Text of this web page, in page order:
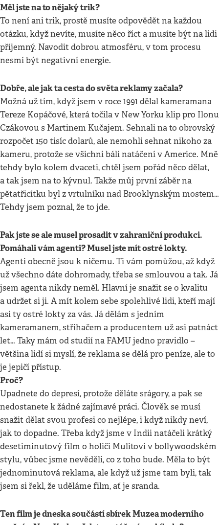
Měl jste na to nějaký trik?
To není ani trik, prostě musíte odpovědět na každou
otázku, když nevíte, musíte něco říct a musíte být na lidi
příjemný. Navodit dobrou atmosféru, v tom procesu
nesmí být negativní energie.
Dobře, ale jak ta cesta do světa reklamy začala?
Možná už tím, když jsem v roce 1991 dělal kameramana
Tereze Kopáčové, která točila v New Yorku klip pro Ilonu
Czákovou s Martinem Kučajem. Sehnali na to obrovský
rozpočet 150 tisíc dolarů, ale nemohli sehnat nikoho za
kameru, protože se všichni báli natáčení v Americe. Mně
tehdy bylo kolem dvaceti, chtěl jsem pořád něco dělat,
a tak jsem na to kývnul. Takže můj první záběr na
pětatřicítku byl z vrtulníku nad Brooklynským mostem…
Tehdy jsem poznal, že to jde.
Pak jste se ale musel prosadit v zahraniční produkci.
Pomáhali vám agenti? Musel jste mít ostré lokty.
Agenti obecně jsou k ničemu. Ti vám pomůžou, až když
už všechno dáte dohromady, třeba se smlouvou a tak. Já
jsem agenta nikdy neměl. Hlavní je snažit se o kvalitu
a udržet si ji. A mít kolem sebe spolehlivé lidi, kteří mají
asi ty ostré lokty za vás. Já dělám s jedním
kameramanem, střihačem a producentem už asi patnáct
let… Taky mám od studií na FAMU jedno pravidlo –
většina lidí si myslí, že reklama se dělá pro peníze, ale to
je jepičí přístup.
Proč?
Upadnete do depresí, protože děláte srágory, a pak se
nedostanete k žádné zajímavé práci. Člověk se musí
snažit dělat svou profesi co nejlépe, i když nikdy neví,
jak to dopadne. Třeba když jsme v Indii natáčeli krátký
desetiminutový film o holiči Mulitovi v bollywoodském
stylu, vůbec jsme nevěděli, co z toho bude. Měla to být
jednominutová reklama, ale když už jsme tam byli, tak
jsem si řekl, že uděláme film, ať je sranda.
Ten film je dneska součástí sbírek Muzea moderního